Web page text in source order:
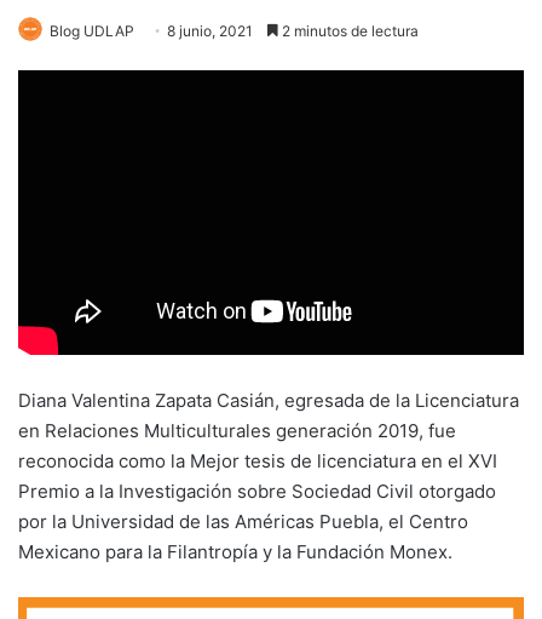
Blog UDLAP 8 junio, 2021 2 minutos de lectura
Diana Valentina Zapata Casián, egresada de la Licenciatura
en Relaciones Multiculturales generación 2019, fue
reconocida como la Mejor tesis de licenciatura en el XVI
Premio a la Investigación sobre Sociedad Civil otorgado
por la Universidad de las Américas Puebla, el Centro
Mexicano para la Filantropía y la Fundación Monex.